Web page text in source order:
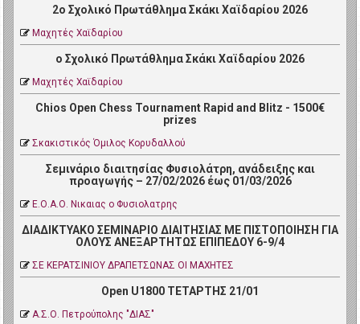
2ο Σχολικό Πρωτάθλημα Σκάκι Χαϊδαρίου 2026
Μαχητές Χαϊδαρίου
ο Σχολικό Πρωτάθλημα Σκάκι Χαϊδαρίου 2026
Μαχητές Χαϊδαρίου
Chios Open Chess Tournament Rapid and Blitz - 1500€
prizes
Σκακιστικός Όμιλος Κορυδαλλού
Σεμινάριο διαιτησίας Φυσιολάτρη, ανάδειξης και
προαγωγής – 27/02/2026 έως 01/03/2026
Ε.Ο.Α.Ο. Νικαιας ο Φυσιολατρης
ΔΙΑΔΙΚΤΥΑΚΟ ΣΕΜΙΝΑΡΙΟ ΔΙΑΙΤΗΣΙΑΣ ΜΕ ΠΙΣΤΟΠΟΙΗΣΗ ΓΙΑ
ΟΛΟΥΣ ΑΝΕΞΑΡΤΗΤΩΣ ΕΠΙΠΕΔΟΥ 6-9/4
ΣΕ ΚΕΡΑΤΣΙΝΙΟΥ ΔΡΑΠΕΤΣΩΝΑΣ ΟΙ ΜΑΧΗΤΕΣ
Open U1800 ΤΕΤΑΡΤΗΣ 21/01
Α.Σ.Ο. Πετρoύπολης "ΔΙΑΣ"